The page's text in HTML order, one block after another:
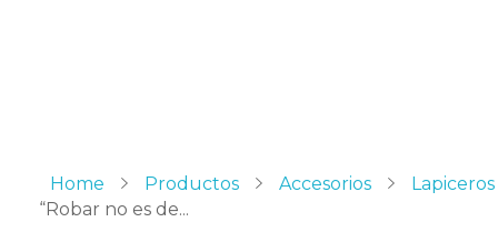
Home Productos Accesorios
Lapiceros
“Robar no es de...